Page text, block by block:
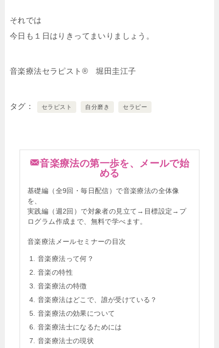
それでは
今日も１日はりきってまいりましょう。
音楽療法セラピスト® 堀田圭江子
タグ セラピスト 自分磨き セラピー
音楽療法の第一歩を、メールで始
める
基礎編（全9回・毎日配信）で音楽療法の全体像
を、
実践編（週2回）で対象者の見立て→目標設定→プ
ログラム作成まで、無料で学べます。
音楽療法メールセミナーの目次
音楽療法って何？
音楽の特性
音楽療法の特徴
音楽療法はどこで、誰が受けている？
音楽療法の効果について
音楽療法士になるためには
音楽療法士の現状